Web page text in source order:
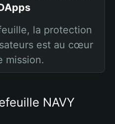
la protection
est au cœur
mission.
NAVY